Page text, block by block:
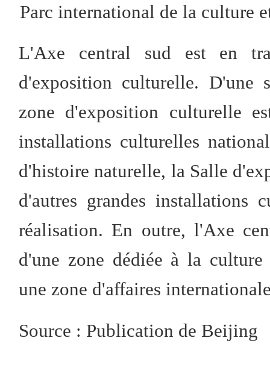
Parc international de la culture
L'Axe central sud est en
d'exposition culturelle. D'une
zone d'exposition culturelle
installations culturelles
d'histoire naturelle, la Salle
d'autres grandes installations
réalisation. En outre, l'Axe
d'une zone dédiée à la
une zone d'affaires
Source : Publication de Beijing